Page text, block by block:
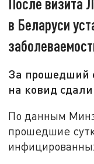
в Беларуси
За прошедший
на ковид
По данным
прошедшие